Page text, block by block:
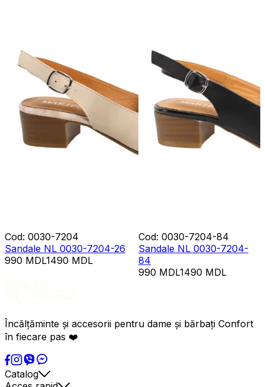
Cod: 0030-7204
Sandale NL 0030-7204-26
990 MDL1490 MDL
Cod: 0030-7204-84
Sandale NL 0030-7204-
84
990 MDL1490 MDL
Încălțăminte și accesorii pentru dame și bărbați Confort
în fiecare pas ❤️
Catalog